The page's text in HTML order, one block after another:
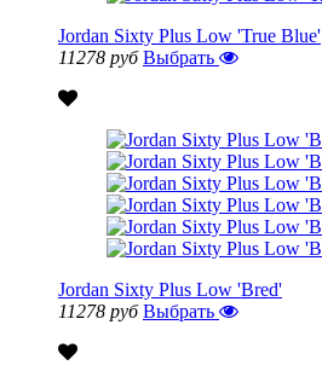
Jordan Sixty Plus Low 'True Blue'
11278 руб Выбрать
Jordan Sixty Plus Low 'Bred'
11278 руб Выбрать